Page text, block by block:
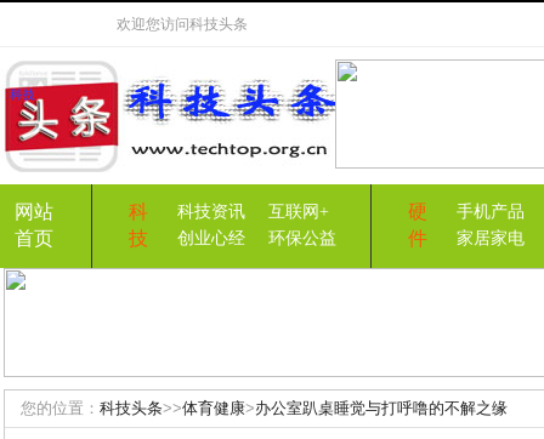
欢迎您访问科技头条
网站
首页
科
技
科技资讯
互联网+
创业心经
环保公益
硬
件
手机产品
家居家电
您的位置： 科技头条>>体育健康>办公室趴桌睡觉与打呼噜的不解之缘